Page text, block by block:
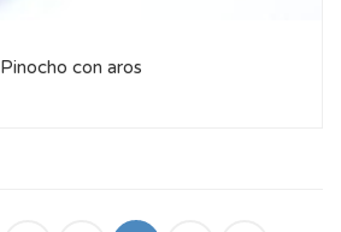
Pinocho con aros